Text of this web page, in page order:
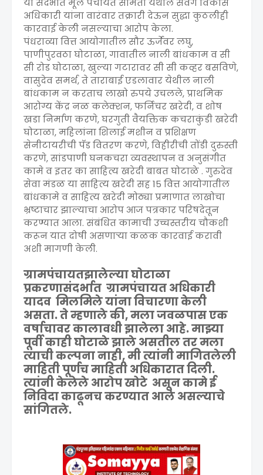
या संदर्भात मूल पंचायत समिती येथील संवर्ग विकास
अधिकारी यांना वारंवार तक्रारी देऊन सुद्धा कुठलीही
कारवाई केली नसल्याचा आरोप केला.
पंधराव्या वित्त आयोगातील सौर ऊर्जेवर लघु,
पाणीपुरवठा घोटाळा, गावातील नाली बांधकाम व सी
सी रोड घोटाळा, खुल्या गटारावर सी सी कव्हर बसविणे,
वासुदेव समर्थ, ते ताराबाई एडलावार येथील नाली
बांधकाम न करताच लाखो रुपये उचलले, प्राथमिक
आरोग्य केंद्र नळ कलेक्शन, फर्निचर खरेदी, व शोष
खडा निर्माण करणे, घरगुती वैयक्तिक कचराकुंडी खरेदी
घोटाळा, महिलांना शिलाई मशीन व प्रशिक्षण
सेनीटायरीची पॅड वितरण करणे, विहीरीची तोंडी दुरुस्ती
करणे, सांडपाणी घनकचरा व्यवस्थापन व अनुसंगीत
कामे व इतर का साहित्य खरेदी बाबत घोटाळे . गुरुदेव
सेवा मंडळ या साहित्य खरेदी सह 15 वित्त आयोगातील
बांधकामे व साहित्य खरेदी मोठ्या प्रमाणात लाखोचा
भ्रष्टाचार झाल्याचा आरोप आज पत्रकार परिषदेतून
करण्यात आला. संबंधित कामाची उच्चस्तरीय चौकशी
करून यात दोषी असणाऱ्या कळक कारवाई करावी
अशी मागणी केली.
ग्रामपंचायतझालेल्या घोटाळा
प्रकरणासंदर्भात ग्रामपंचायत अधिकारी
यादव मिलमिले यांना विचारणा केली
असता. ते म्हणाले की, मला जवळपास एक
वर्षाचावर कालावधी झालेला आहे. माझ्या
पूर्वी काही घोटाळे झाले असतील तर मला
त्याची कल्पना नाही, मी त्यांनी मागितलेली
माहिती पूर्णच माहिती अधिकारात दिली.
त्यांनी केलेले आरोप खोटे असून कामे ई
निविदा काढूनच करण्यात आले असल्याचे
सांगितले.